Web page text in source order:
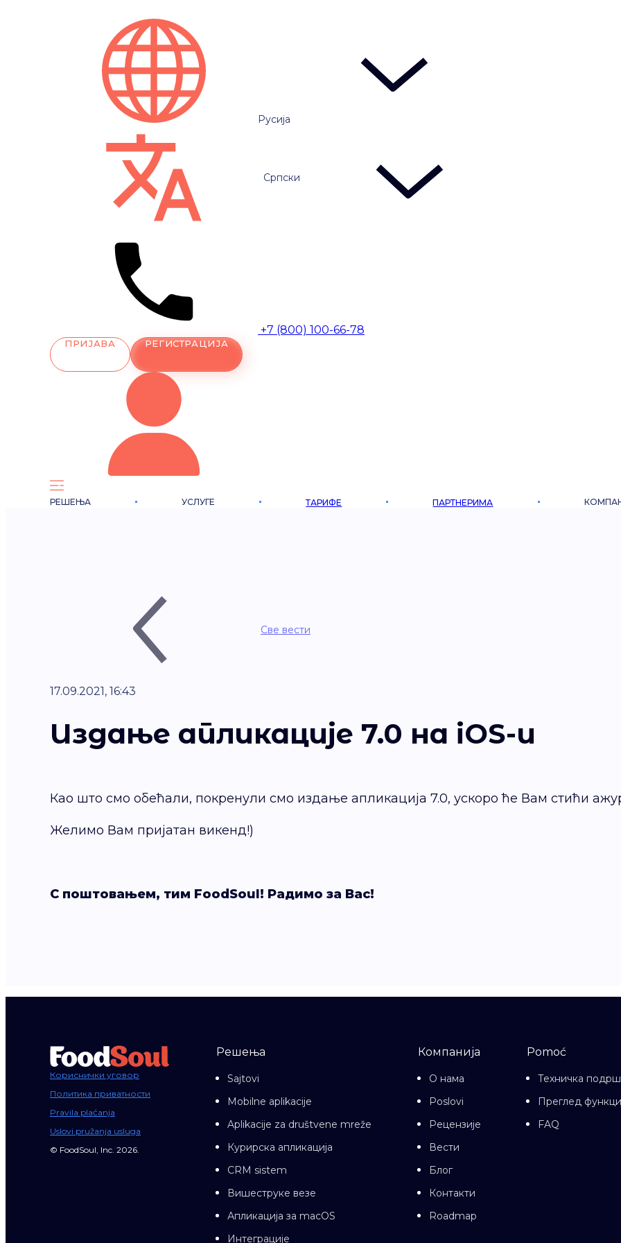
Русија
Српски
+7 (800) 100-66-78
ПРИЈАВА РЕГИСТРАЦИЈА
РЕШЕЊА УСЛУГЕ ТАРИФЕ ПАРТНЕРИМА
Све вести
17.09.2021, 16:43
Издање апликације 7.0 на iOS-u
Као што смо обећали, покренули смо издање апликација 7.0, ускоро ће Вам стићи
Желимо Вам пријатан викенд!)
С поштовањем, тим FoodSoul! Радимо за Вас!
Кориснички уговор
Политика приватности
Pravila plaćanja
Uslovi pružanja usluga
© FoodSoul, Inc. 2026.
Решења
Sajtovi
Mobilne aplikacije
Aplikacije za društvene mreže
Курирска апликација
CRM sistem
Вишеструке везе
Апликација за macOS
Интеграције
Компанија
О нама
Poslovi
Рецензије
Вести
Блог
Контакти
Roadmap
Pomoć
Техничка
Преглед
FAQ